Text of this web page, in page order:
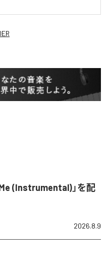
(Instrumental)」を配
2026.8.9